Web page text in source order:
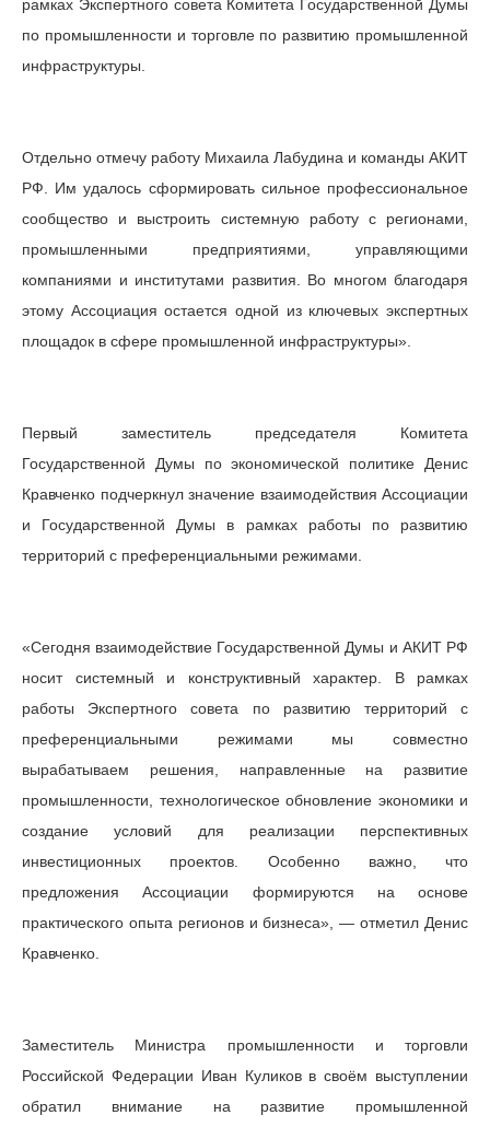
рамках Экспертного совета Комитета Государственной Думы
по промышленности и торговле по развитию промышленной
инфраструктуры.
Отдельно отмечу работу Михаила Лабудина и команды АКИТ
РФ. Им удалось сформировать сильное профессиональное
сообщество и выстроить системную работу с регионами,
промышленными предприятиями, управляющими
компаниями и институтами развития. Во многом благодаря
этому Ассоциация остается одной из ключевых экспертных
площадок в сфере промышленной инфраструктуры».
Первый заместитель председателя Комитета
Государственной Думы по экономической политике Денис
Кравченко подчеркнул значение взаимодействия Ассоциации
и Государственной Думы в рамках работы по развитию
территорий с преференциальными режимами.
«Сегодня взаимодействие Государственной Думы и АКИТ РФ
носит системный и конструктивный характер. В рамках
работы Экспертного совета по развитию территорий с
преференциальными режимами мы совместно
вырабатываем решения, направленные на развитие
промышленности, технологическое обновление экономики и
создание условий для реализации перспективных
инвестиционных проектов. Особенно важно, что
предложения Ассоциации формируются на основе
практического опыта регионов и бизнеса», — отметил Денис
Кравченко.
Заместитель Министра промышленности и торговли
Российской Федерации Иван Куликов в своём выступлении
обратил внимание на развитие промышленной